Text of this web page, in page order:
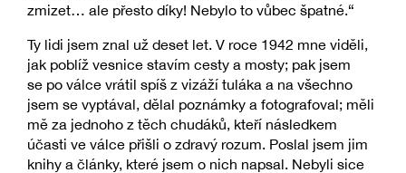
zmizet… ale přesto díky! Nebylo to vůbec špatné.“
Ty lidi jsem znal už deset let. V roce 1942 mne viděli,
jak poblíž vesnice stavím cesty a mosty; pak jsem
se po válce vrátil spíš z vizáží tuláka a na všechno
jsem se vyptával, dělal poznámky a fotografoval; měli
mě za jednoho z těch chudáků, kteří následkem
účasti ve válce přišli o zdravý rozum. Poslal jsem jim
knihy a články, které jsem o nich napsal. Nebyli sice